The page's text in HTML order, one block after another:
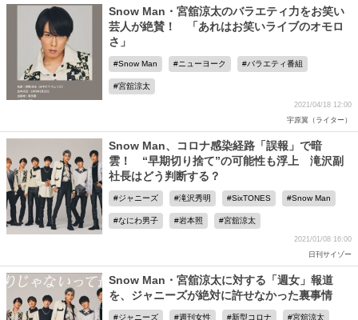
Snow Man・宮舘涼太のバラエティ力をお笑い
芸人が絶賛！ 「あれはお笑いライブのオモロ
さ」
Snow Man ニューヨーク バラエティ番組
宮舘涼太
2021/04/18 12:00
宇原翼（ライター）
Snow Man、コロナ感染経路「誤報」で暗
雲！ “早期切り捨て”の可能性も浮上 滝沢副
社長はどう判断する？
ジャニーズ 滝沢秀明 SixTONES Snow Man
なにわ男子 岩本照 宮舘涼太
2021/01/08 16:00
日刊サイゾー
Snow Man・宮舘涼太に対する「週女」報道
を、ジャニーズが絶対に許せなかった裏事情
ジャニーズ 週刊女性 新型コロナ 宮舘涼太